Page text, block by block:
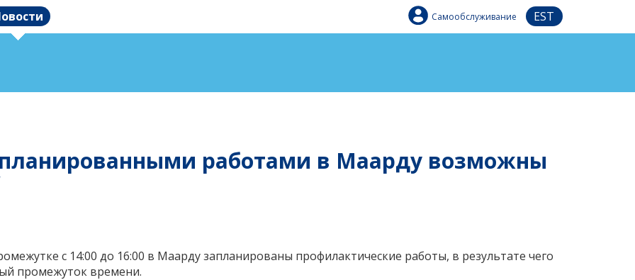
Самообслуживание EST
работами в Маарду возможны
с 14:00 до 16:00 в Маарду запланированы профилактические работы, в результате чего
промежуток времени.